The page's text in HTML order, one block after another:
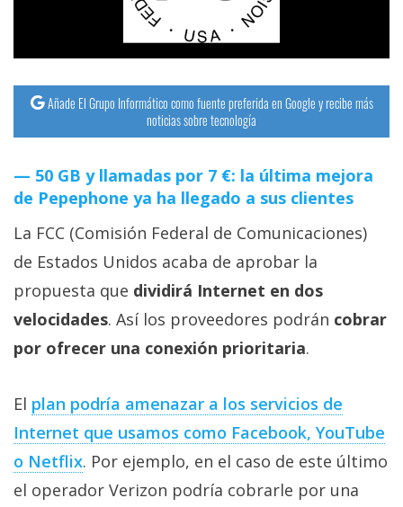
Operadores
Trucos
y
Ciberseguridad
Sistemas
operativos
Profesional
+
Más
temas
Sorteos
Añade El Grupo Informático como fuente preferida en Google y recibe más
noticias sobre tecnología
50 GB y llamadas por 7 €: la última mejora
de Pepephone ya ha llegado a sus clientes
La FCC (Comisión Federal de Comunicaciones)
de Estados Unidos acaba de aprobar la
propuesta que dividirá Internet en dos
velocidades. Así los proveedores podrán cobrar
por ofrecer una conexión prioritaria.
El plan podría amenazar a los servicios de
Internet que usamos como Facebook, YouTube
o Netflix. Por ejemplo, en el caso de este último
el operador Verizon podría cobrarle por una